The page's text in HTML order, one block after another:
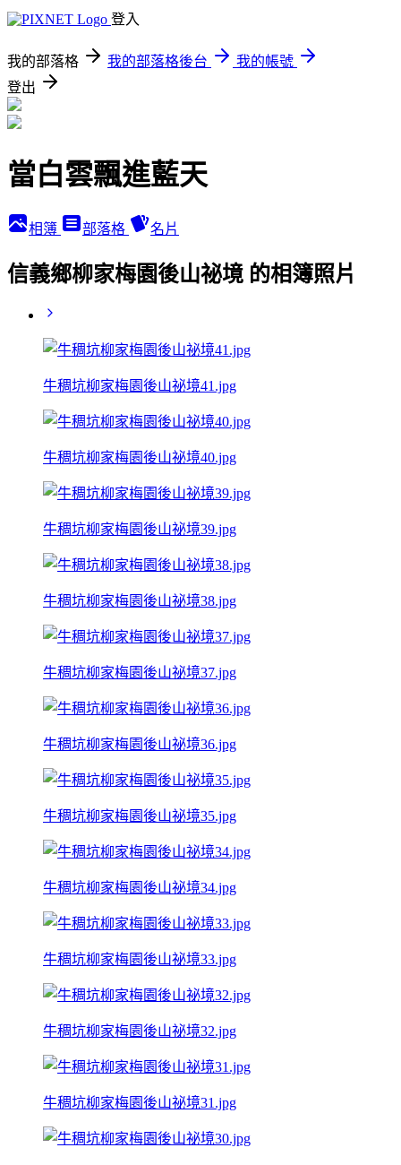
登入
我的部落格 我的部落格後台
我的帳號
登出
當白雲飄進藍天
相簿 部落格 名片
信義鄉柳家梅園後山祕境 的相簿照片
牛稠坑柳家梅園後山祕境41.jpg
牛稠坑柳家梅園後山祕境40.jpg
牛稠坑柳家梅園後山祕境39.jpg
牛稠坑柳家梅園後山祕境38.jpg
牛稠坑柳家梅園後山祕境37.jpg
牛稠坑柳家梅園後山祕境36.jpg
牛稠坑柳家梅園後山祕境35.jpg
牛稠坑柳家梅園後山祕境34.jpg
牛稠坑柳家梅園後山祕境33.jpg
牛稠坑柳家梅園後山祕境32.jpg
牛稠坑柳家梅園後山祕境31.jpg